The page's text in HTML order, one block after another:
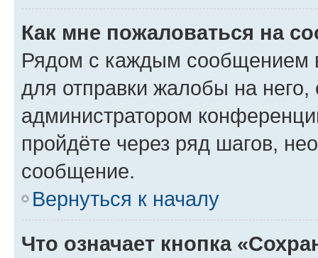
Как мне пожаловаться на
Рядом с каждым сообщением
для отправки жалобы на
администратором
пройдёте через ряд шагов,
сообщение.
Вернуться к началу
Что означает кнопка